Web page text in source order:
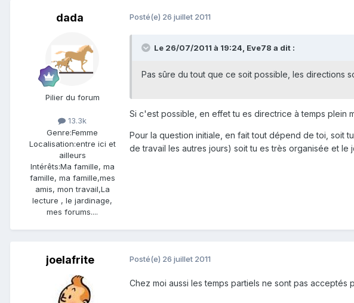
dada
Pilier du forum
13.3k
Genre:Femme
Localisation:entre ici et
ailleurs
Intérêts:Ma famille, ma
famille, ma famille,mes
amis, mon travail,La
lecture , le jardinage,
mes forums....
Posté(e) 26 juillet 2011
Le 26/07/2011 à 19:24, Eve78 a dit :
Pas sûre du tout que ce soit possible, les directions
Si c'est possible, en effet tu es directrice à temps plein
Pour la question initiale, en fait tout dépend de toi, soit
de travail les autres jours) soit tu es très organisée et
joelafrite Posté(e) 26 juillet 2011
Chez moi aussi les temps partiels ne sont pas acceptés